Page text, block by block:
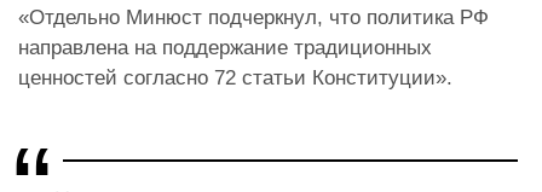
«Отдельно Минюст подчеркнул, что политика РФ
направлена на поддержание традиционных
ценностей согласно 72 статьи Конституции».